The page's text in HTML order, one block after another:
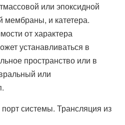
или эпоксидной
мембраны, и катетера.
от характера
устанавливаться в
пространство или в
или
системы. Трансляция из